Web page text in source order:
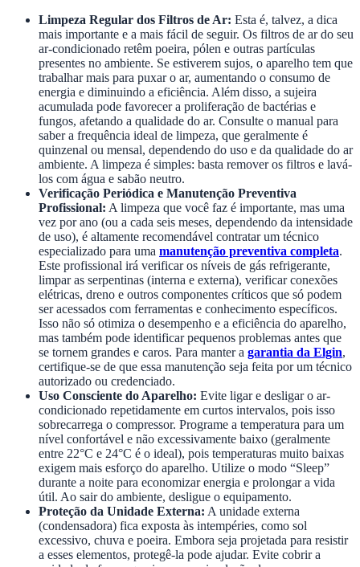
Limpeza Regular dos Filtros de Ar: Esta é, talvez, a dica
mais importante e a mais fácil de seguir. Os filtros de ar do seu
ar-condicionado retêm poeira, pólen e outras partículas
presentes no ambiente. Se estiverem sujos, o aparelho tem que
trabalhar mais para puxar o ar, aumentando o consumo de
energia e diminuindo a eficiência. Além disso, a sujeira
acumulada pode favorecer a proliferação de bactérias e
fungos, afetando a qualidade do ar. Consulte o manual para
saber a frequência ideal de limpeza, que geralmente é
quinzenal ou mensal, dependendo do uso e da qualidade do ar
ambiente. A limpeza é simples: basta remover os filtros e lavá-
los com água e sabão neutro.
Verificação Periódica e Manutenção Preventiva
Profissional: A limpeza que você faz é importante, mas uma
vez por ano (ou a cada seis meses, dependendo da intensidade
de uso), é altamente recomendável contratar um técnico
especializado para uma manutenção preventiva completa.
Este profissional irá verificar os níveis de gás refrigerante,
limpar as serpentinas (interna e externa), verificar conexões
elétricas, dreno e outros componentes críticos que só podem
ser acessados com ferramentas e conhecimento específicos.
Isso não só otimiza o desempenho e a eficiência do aparelho,
mas também pode identificar pequenos problemas antes que
se tornem grandes e caros. Para manter a garantia da Elgin,
certifique-se de que essa manutenção seja feita por um técnico
autorizado ou credenciado.
Uso Consciente do Aparelho: Evite ligar e desligar o ar-
condicionado repetidamente em curtos intervalos, pois isso
sobrecarrega o compressor. Programe a temperatura para um
nível confortável e não excessivamente baixo (geralmente
entre 22°C e 24°C é o ideal), pois temperaturas muito baixas
exigem mais esforço do aparelho. Utilize o modo “Sleep”
durante a noite para economizar energia e prolongar a vida
útil. Ao sair do ambiente, desligue o equipamento.
Proteção da Unidade Externa: A unidade externa
(condensadora) fica exposta às intempéries, como sol
excessivo, chuva e poeira. Embora seja projetada para resistir
a esses elementos, protegê-la pode ajudar. Evite cobrir a